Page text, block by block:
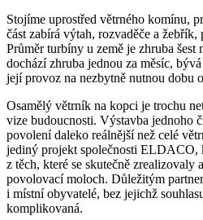
Stojíme uprostřed větrného komínu,
část zabírá výtah, rozvaděče a žebřík,
Průměr turbíny u země je zhruba
dochází zhruba jednou za měsíc,
její provoz na nezbytně nutnou dobu
Osamělý větrník na kopci je trochu
vize budoucnosti. Výstavba jednoho
povolení daleko reálnější než celé
jediný projekt společnosti ELDACO,
z těch, které se skutečně zrealizovaly
povolovací moloch. Důležitým
i místní obyvatelé, bez jejichž
komplikovaná.